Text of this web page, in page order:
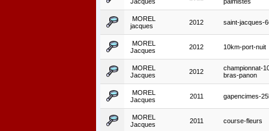
MOREL
jacques
2012 saint-jacques-
MOREL
Jacques
2012 10km-port-nuit
MOREL
Jacques
2012
championnat-
bras-panon
MOREL
Jacques
2011 gapencimes-
MOREL
Jacques
2011 course-fleurs